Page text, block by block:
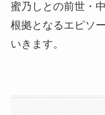
蜜乃しとの前世・
根拠となるエピソ
いきます。